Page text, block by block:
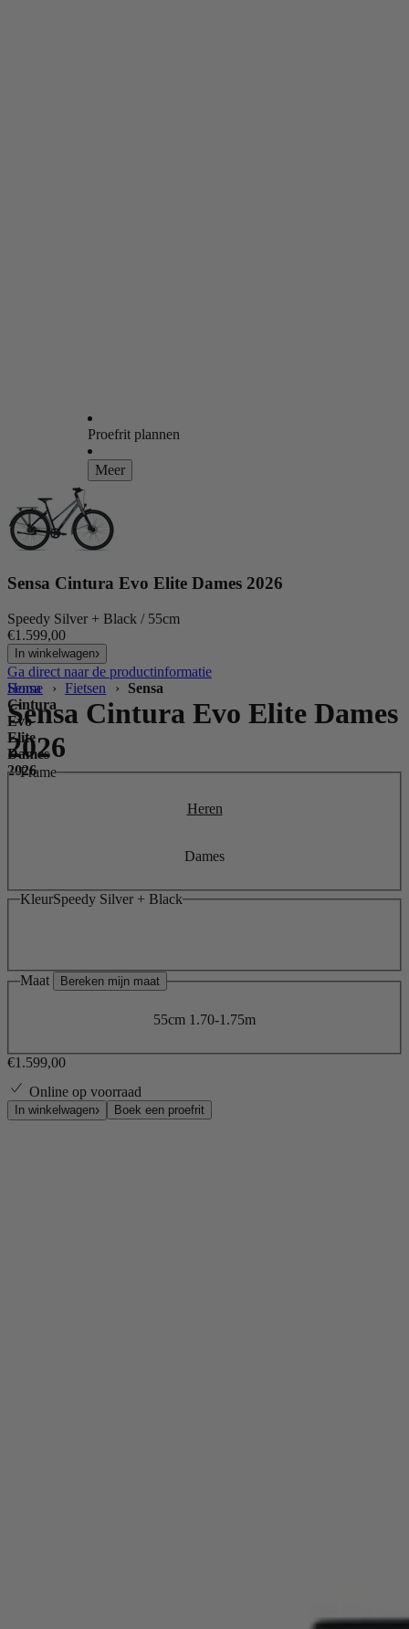
Proefrit plannen
Meer
Sensa Cintura Evo Elite Dames 2026
Speedy Silver + Black / 55cm
€1.599,00
In winkelwagen
Ga direct naar de productinformatie
Home
› Fietsen ›
Sensa
Cintura
Evo
Elite
Dames
2026
Sensa
Sensa Cintura Evo Elite Dames
2026
Frame
Heren
Dames
KleurSpeedy Silver + Black
Maat Bereken mijn maat
55cm 1.70-1.75m
€1.599,00
Online op voorraad
In winkelwagen Boek een proefrit